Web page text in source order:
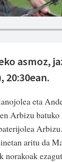
asmoz,
eta
Arbizu
aritu da
norakoak